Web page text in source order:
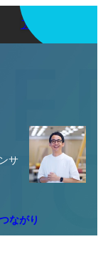
アプリを使う
サ
つながり